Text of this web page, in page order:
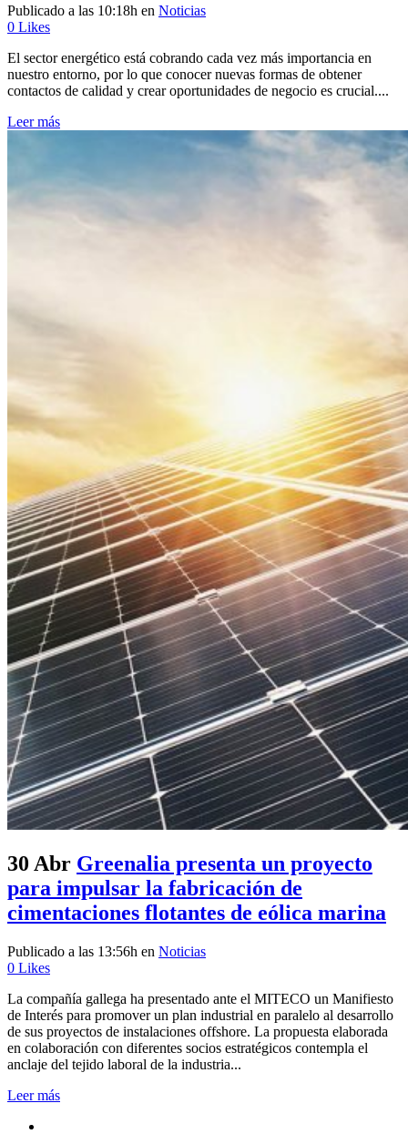
Publicado a las 10:18h en Noticias
0 Likes
El sector energético está cobrando cada vez más importancia en
nuestro entorno, por lo que conocer nuevas formas de obtener
contactos de calidad y crear oportunidades de negocio es crucial....
Leer más
30 Abr Greenalia presenta un proyecto
para impulsar la fabricación de
cimentaciones flotantes de eólica marina
Publicado a las 13:56h en Noticias
0 Likes
La compañía gallega ha presentado ante el MITECO un Manifiesto
de Interés para promover un plan industrial en paralelo al desarrollo
de sus proyectos de instalaciones offshore. La propuesta elaborada
en colaboración con diferentes socios estratégicos contempla el
anclaje del tejido laboral de la industria...
Leer más